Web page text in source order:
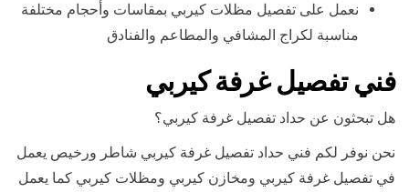
نعمل على تفصيل مظلات كيربي بمقاسات وأحجام مختلفة
مناسبة لكراج المشافي والمطاعم والفنادق
فني تفصيل غرفة كيربي
هل تبحثون عن حداد تفصيل غرفة كيربي؟
نحن نوفر لكم فني حداد تفصيل غرفة كيربي شاطر ورخيص يعمل
في تفصيل غرفة كيربي ومخازن كيربي ومظلات كيربي كما يعمل